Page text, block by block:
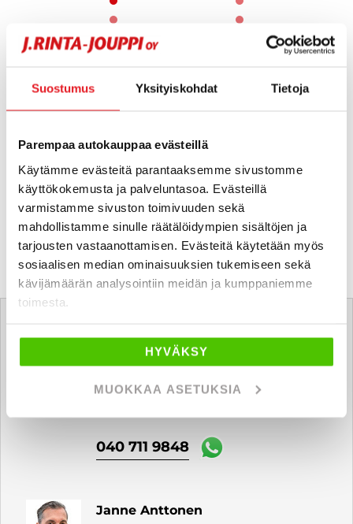
Suostumus Yksityiskohdat Tietoja
Parempaa autokauppaa evästeillä
Käytämme evästeitä parantaaksemme sivustomme
käyttökokemusta ja palveluntasoa. Evästeillä
varmistamme sivuston toimivuuden sekä
mahdollistamme sinulle räätälöidympien sisältöjen ja
tarjousten vastaanottamisen. Evästeitä käytetään myös
sosiaalisen median ominaisuuksien tukemiseen sekä
kävijämäärän analysointiin meidän ja kumppaniemme
toimesta.
HYVÄKSY
MUOKKAA ASETUKSIA
Eetu Tavio
Moottoripyörämyyjä FI | SV | EN
040 711 9848
Janne Anttonen